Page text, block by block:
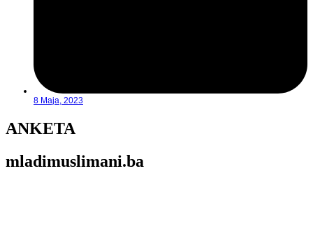
8 Maja, 2023
ANKETA
mladimuslimani.ba